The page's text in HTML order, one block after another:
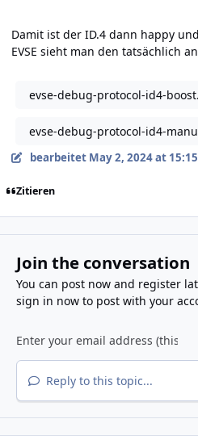
Damit ist der ID.4 dann happy
EVSE sieht man den tatsächlich
evse-debug-protocol-id4-
evse-debug-protocol-id4-
bearbeitet May 2, 2024 at 15:15
Zitieren
Join the conversation
You can post now and register
sign in nowto post with your
Reply to this topic...